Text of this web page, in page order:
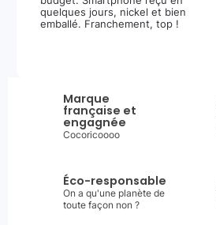
quelques jours, nickel et bien
emballé. Franchement, top !
Marque
française et
engagnée
Cocoricoooo
Éco-responsable
On a qu'une planète de
toute façon non ?